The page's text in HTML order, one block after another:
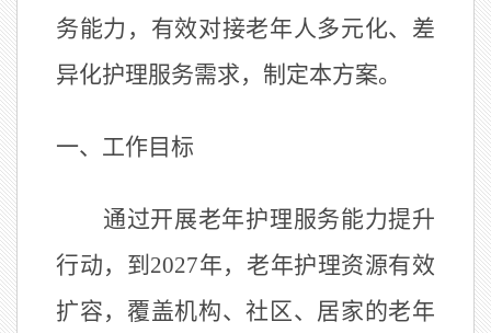
务能力，有效对接老年人多元化、差
异化护理服务需求，制定本方案。
一、工作目标
通过开展老年护理服务能力提升
行动，到 2027年，老年护理资源有效
扩容，覆盖机构、社区、居家的老年